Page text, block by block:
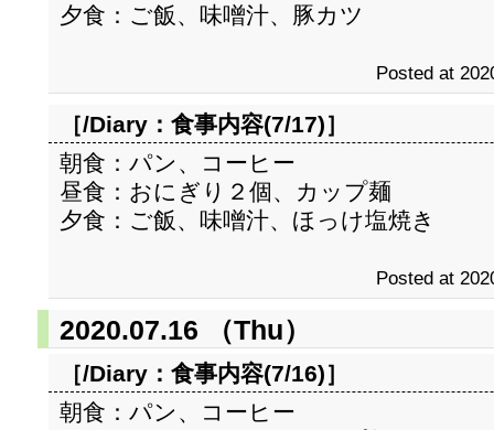
夕食：ご飯、味噌汁、豚カツ
Posted at
［/Diary： 食事内容(7/17)］
朝食：パン、コーヒー
昼食：おにぎり２個、カップ麺
夕食：ご飯、味噌汁、ほっけ塩焼き
Posted at
2020.07.16 （Thu）
［/Diary： 食事内容(7/16)］
朝食：パン、コーヒー